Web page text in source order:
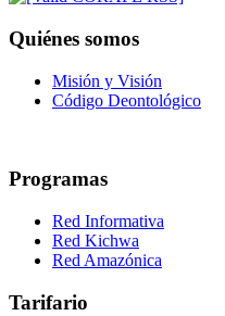
Quiénes somos
Misión y Visión
Código Deontológico
Programas
Red Informativa
Red Kichwa
Red Amazónica
Tarifario